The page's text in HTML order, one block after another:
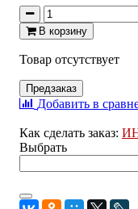
В корзину
Товар отсутствует
Предзаказ
Добавить в
Как сделать заказ:
Выбрать